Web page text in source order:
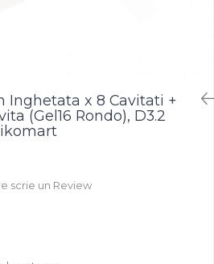
Inghetata x 8 Cavitati +
(Gel16 Rondo), D3.2
scrie un Review